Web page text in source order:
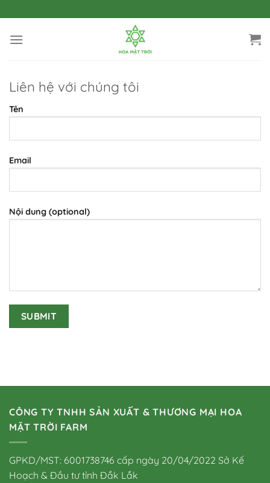
qua
nội
Liên hệ với chúng tôi
Tên
Email
Nội dung (optional)
CÔNG TY TNHH SẢN XUẤT & THƯƠNG MẠI HOA
MẶT TRỜI FARM
GPKD/MST: 6001738746 cấp ngày 20/04/2022 Sở Kế
Hoạch & Đầu tư tỉnh Đắk Lắk